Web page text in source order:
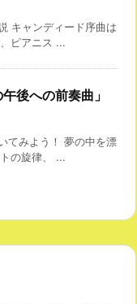
キャンディード序曲は
ピアニス ...
後への前奏曲」
てみよう！ 夢の中を漂
の旋律、 ...